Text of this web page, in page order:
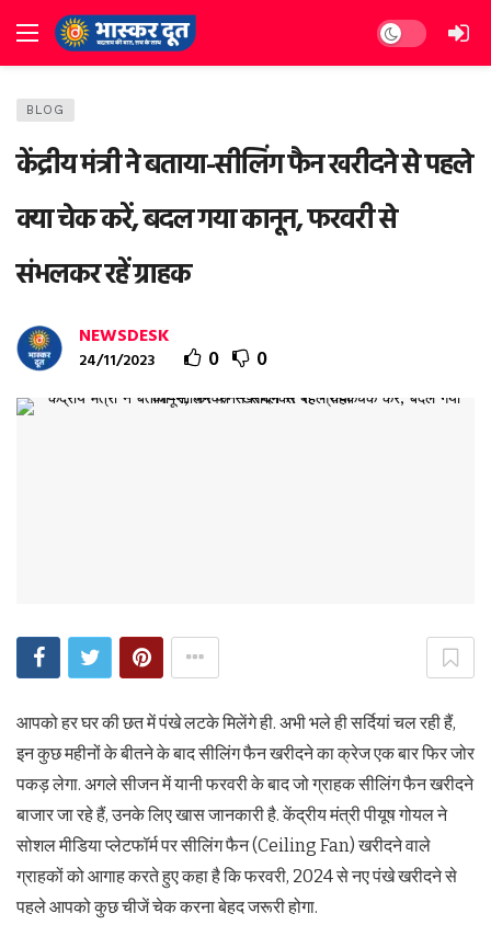
Dark mode
BLOG
केंद्रीय मंत्री ने बताया-सीलिंग फैन खरीदने से पहले
क्‍या चेक करें, बदल गया कानून, फरवरी से
संभलकर रहें ग्राहक
NEWSDESK
24/11/2023 0 0
आपको हर घर की छत में पंखे लटके मिलेंगे ही. अभी भले ही सर्दियां चल रही हैं,
इन कुछ महीनों के बीतने के बाद सीलिंग फैन खरीदने का क्रेज एक बार फिर जोर
पकड़ लेगा. अगले सीजन में यानी फरवरी के बाद जो ग्राहक सीलिंग फैन खरीदने
बाजार जा रहे हैं, उनके लिए खास जानकारी है. केंद्रीय मंत्री पीयूष गोयल ने
सोशल मीडिया प्‍लेटफॉर्म पर सीलिंग फैन (Ceiling Fan) खरीदने वाले
ग्राहकों को आगाह करते हुए कहा है कि फरवरी, 2024 से नए पंखे खरीदने से
पहले आपको कुछ चीजें चेक करना बेहद जरूरी होगा.